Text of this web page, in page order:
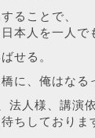
ることで、
本人を一人で
せる。
に、俺はなる
法人様、講演依
ちしておりま